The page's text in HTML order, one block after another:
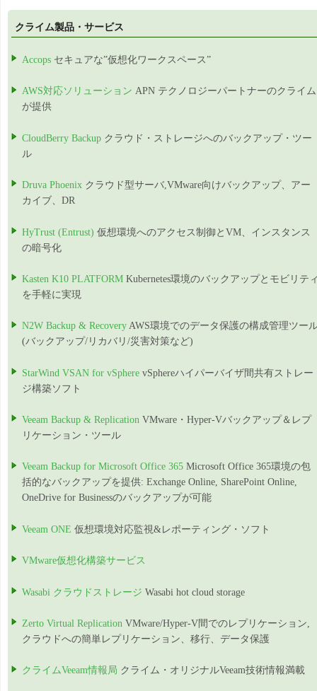
クライム製品・サービス
Accops セキュアな”仮想化ワークスペース”
AWS対応ソリューション APN テクノロジーパートナーのクライム
が提供
CloudBerry Backup クラウド・ストレージへのバックアップ・ツー
ル
Druva Phoenix クラウド型サーバ,VMware向けバックアップ、アー
カイブ、DR
HyTrust (Entrust) 仮想環境へのアクセス制御とVM、インスタンス
の暗号化
Kasten K10 PLATFORM Kubernetes環境のバックアップとモビリテ
を手軽に実現
N2W Backup & Recovery AWS環境でのデータ保護の構成管理ツー
(バックアップ/リカバリ/災害対策など)
StarWind VSAN for vSphere vSphereハイパーバイザ間共有ストレー
ジ構築ソフト
Veeam Backup & Replication VMware・Hyper-Vバックアップ＆レプ
リケーション・ツール
Veeam Backup for Microsoft Office 365 Microsoft Office 365環境の包
括的なバックアップを提供: Exchange Online, SharePoint Online,
OneDrive for Businessのバックアップが可能
Veeam ONE 仮想環境対応監視&レポーティング・ソフト
VMware仮想化構築サービス
Wasabi クラウドストレージ Wasabi hot cloud storage
Zerto Virtual Replication VMware/Hyper-V間でのレプリケーション,
クラウドへの簡単レプリケーション、移行、データ保護
クライムVeeam情報局 クライム・オリジナルVeeam技術情報満載